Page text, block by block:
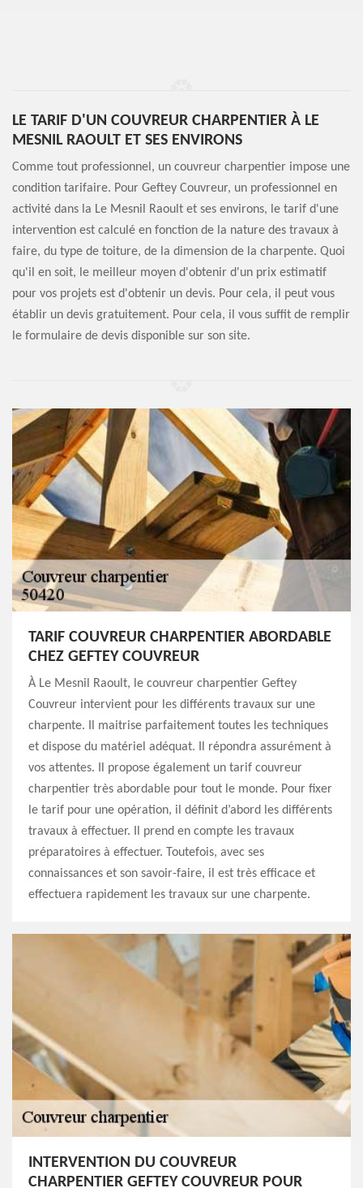
LE TARIF D'UN COUVREUR CHARPENTIER À LE
MESNIL RAOULT ET SES ENVIRONS
Comme tout professionnel, un couvreur charpentier impose une
condition tarifaire. Pour Geftey Couvreur, un professionnel en
activité dans la Le Mesnil Raoult et ses environs, le tarif d'une
intervention est calculé en fonction de la nature des travaux à
faire, du type de toiture, de la dimension de la charpente. Quoi
qu'il en soit, le meilleur moyen d'obtenir d'un prix estimatif
pour vos projets est d'obtenir un devis. Pour cela, il peut vous
établir un devis gratuitement. Pour cela, il vous suffit de remplir
le formulaire de devis disponible sur son site.
TARIF COUVREUR CHARPENTIER ABORDABLE
CHEZ GEFTEY COUVREUR
À Le Mesnil Raoult, le couvreur charpentier Geftey
Couvreur intervient pour les différents travaux sur une
charpente. Il maitrise parfaitement toutes les techniques
et dispose du matériel adéquat. Il répondra assurément à
vos attentes. Il propose également un tarif couvreur
charpentier très abordable pour tout le monde. Pour fixer
le tarif pour une opération, il définit d’abord les différents
travaux à effectuer. Il prend en compte les travaux
préparatoires à effectuer. Toutefois, avec ses
connaissances et son savoir-faire, il est très efficace et
effectuera rapidement les travaux sur une charpente.
INTERVENTION DU COUVREUR
CHARPENTIER GEFTEY COUVREUR POUR